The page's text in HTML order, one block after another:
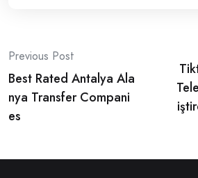
Post
navigation
Previous Post
Best Rated Antalya Ala
nya Transfer Compani
es